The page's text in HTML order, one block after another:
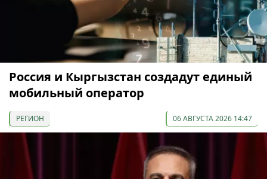
Россия и Кыргызстан создадут единый
мобильный оператор
РЕГИОН 06 АВГУСТА 2026 14:47